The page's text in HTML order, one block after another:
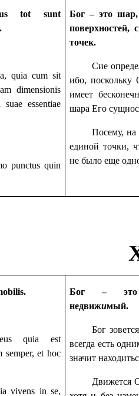
tot sunt
quia cum sit
dimensionis
essentiae
punctus quin
Бог – это шар,
поверхностей,
точек.
Сие
ибо, поскольку
имеет
шара Его
Посему, на
единой точки,
не было еще
quia est
semper, et hoc
vivens in se,
Бог – это
недвижимый.
Бог
всегда есть
значит
Движется